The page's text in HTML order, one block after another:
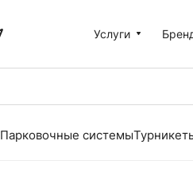
Услуги
Парковочные системы